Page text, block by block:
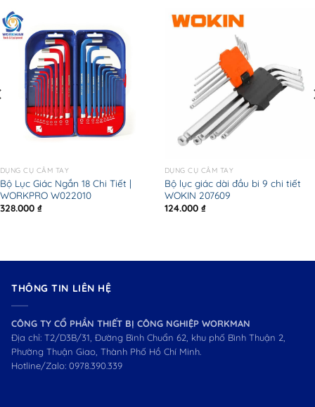
DỤNG CỤ CẦM TAY
Bộ Lục Giác Ngắn 18 Chi Tiết |
WORKPRO W022010
328.000 ₫
DỤNG CỤ CẦM TAY
Bộ lục giác dài đầu bi 9 chi tiết
WOKIN 207609
124.000 ₫
THÔNG TIN LIÊN HỆ
CÔNG TY CỔ PHẦN THIẾT BỊ CÔNG NGHIỆP WORKMAN
Địa chỉ: T2/D3B/31, Đường Bình Chuẩn 62, khu phố Bình Thuận 2,
Phường Thuận Giao, Thành Phố Hồ Chí Minh.
Hotline/Zalo: 0978.390.339